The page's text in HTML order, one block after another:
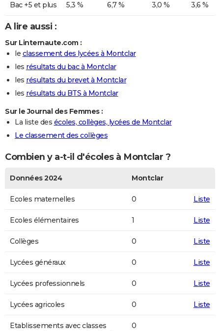
Bac +5 et plus 5,3 % 6,7 % 3,0 % 3,6 %
A lire aussi :
Sur Linternaute.com :
le classement des lycées à Montclar
les résultats du bac à Montclar
les résultats du brevet à Montclar
les résultats du BTS à Montclar
Sur le Journal des Femmes :
La liste des écoles, collèges, lycées de Montclar
Le classement des collèges
Combien y a-t-il d'écoles à Montclar ?
Données 2024 Montclar
Ecoles maternelles 0 Liste
Ecoles élémentaires 1 Liste
Collèges 0 Liste
Lycées généraux 0 Liste
Lycées professionnels 0 Liste
Lycées agricoles 0 Liste
Etablissements avec classes
0